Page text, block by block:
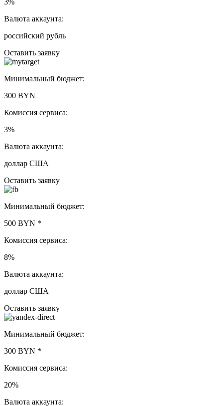
3%
Валюта аккаунта:
российский рубль
Оставить заявку
Минимальный бюджет:
300 BYN
Комиссия сервиса:
3%
Валюта аккаунта:
доллар США
Оставить заявку
Минимальный бюджет:
500 BYN *
Комиссия сервиса:
8%
Валюта аккаунта:
доллар США
Оставить заявку
Минимальный бюджет:
300 BYN *
Комиссия сервиса:
20%
Валюта аккаунта: